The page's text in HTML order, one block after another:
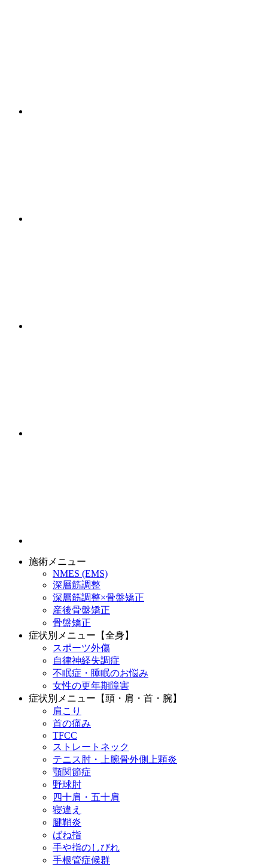
施術メニュー
NMES (EMS)
深層筋調整
深層筋調整×骨盤矯正
産後骨盤矯正
骨盤矯正
症状別メニュー【全身】
スポーツ外傷
自律神経失調症
不眠症・睡眠のお悩み
女性の更年期障害
症状別メニュー【頭・肩・首・腕】
肩こり
首の痛み
TFCC
ストレートネック
テニス肘・上腕骨外側上顆炎
顎関節症
野球肘
四十肩・五十肩
寝違え
腱鞘炎
ばね指
手や指のしびれ
手根管症候群